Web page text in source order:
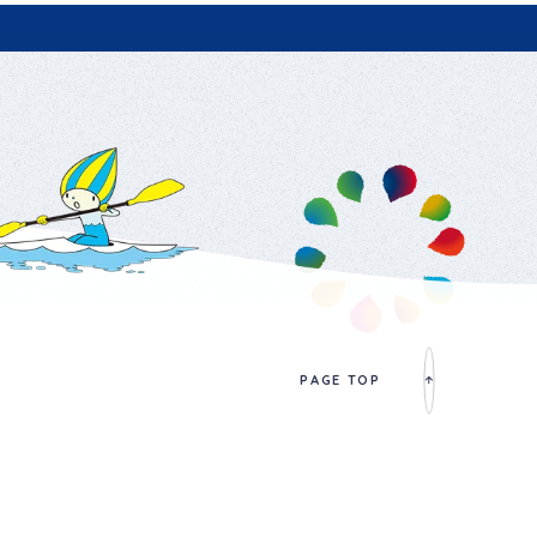
PAGE TOP